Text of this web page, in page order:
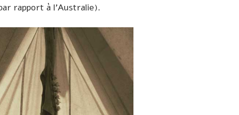
rapport à l’Australie).